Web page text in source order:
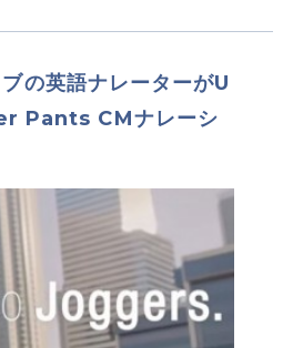
の英語ナレーターがU
Pants CMナレーシ